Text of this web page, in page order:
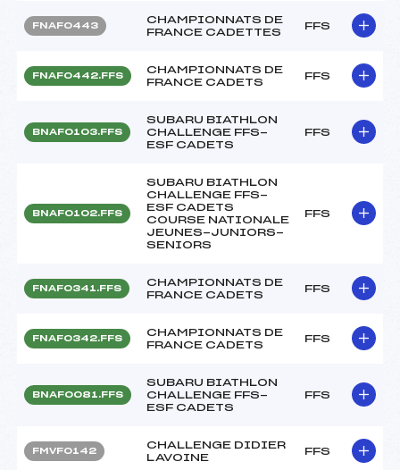
FNAF0443
CHAMPIONNATS DE
FRANCE CADETTES
FFS
FNAF0442.FFS
CHAMPIONNATS DE
FRANCE CADETS
FFS
BNAF0103.FFS
SUBARU BIATHLON
CHALLENGE FFS-
ESF CADETS
FFS
BNAF0102.FFS
SUBARU BIATHLON
CHALLENGE FFS-
ESF CADETS
COURSE NATIONALE
JEUNES-JUNIORS-
SENIORS
FFS
FNAF0341.FFS
CHAMPIONNATS DE
FRANCE CADETS
FFS
FNAF0342.FFS
CHAMPIONNATS DE
FRANCE CADETS
FFS
BNAF0081.FFS
SUBARU BIATHLON
CHALLENGE FFS-
ESF CADETS
FFS
FMVF0142
CHALLENGE DIDIER
LAVOINE
FFS